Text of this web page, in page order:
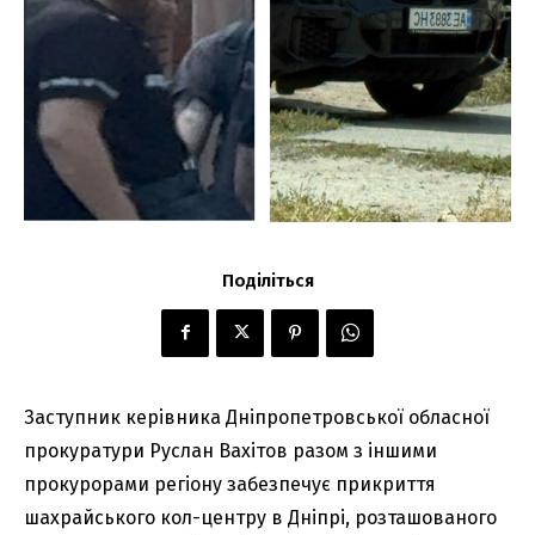
Поділіться
Заступник керівника Дніпропетровської обласної
прокуратури Руслан Вахітов разом з іншими
прокурорами регіону забезпечує прикриття
шахрайського кол-центру в Дніпрі, розташованого